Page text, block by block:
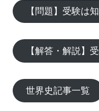
【問題】受験は
【解答・解説】
世界史記事一覧